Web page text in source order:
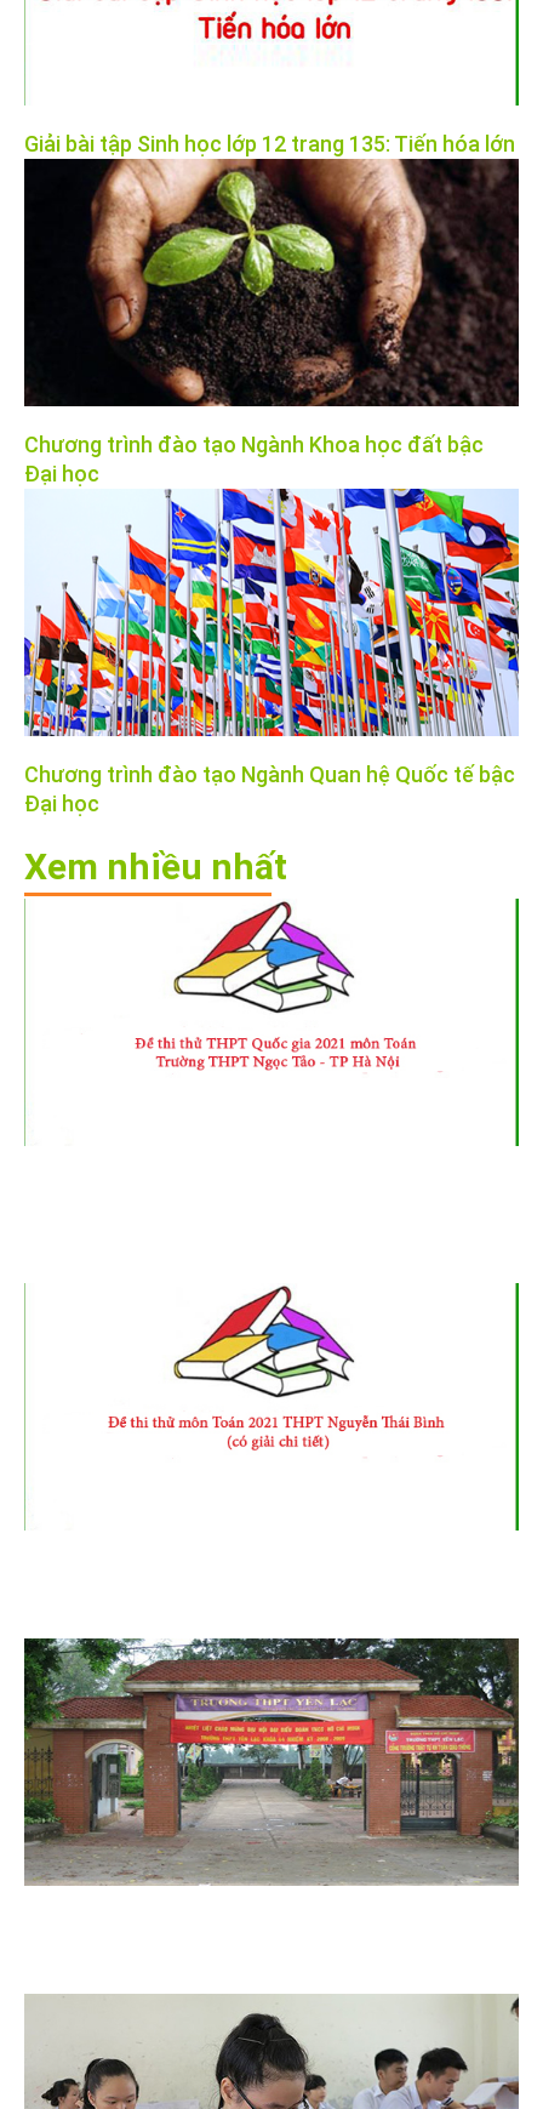
Giải bài tập Sinh học lớp 12 trang 135: Tiến hóa lớn
Chương trình đào tạo Ngành Khoa học đất bậc
Đại học
Chương trình đào tạo Ngành Quan hệ Quốc tế bậc
Đại học
Xem nhiều nhất